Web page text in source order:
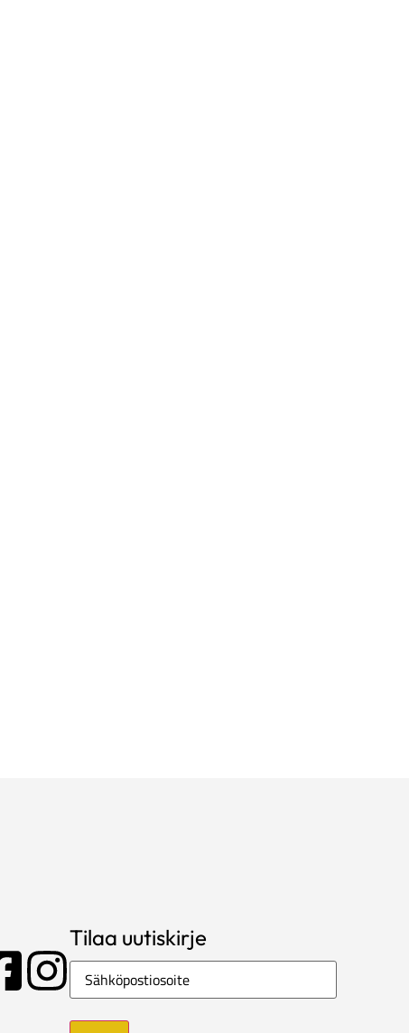
Tilaa uutiskirje
Sähköposti